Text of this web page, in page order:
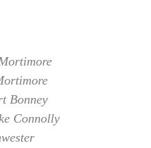
Bonney
Connolly